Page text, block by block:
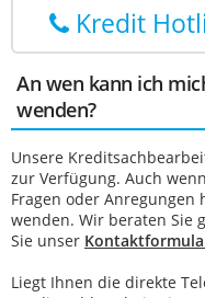
Kredit
An wen kann ich
wenden?
Unsere
zur Verfügung. Auch
Fragen oder Anregungen
wenden. Wir beraten Sie
Sie unser
Liegt Ihnen die direkte